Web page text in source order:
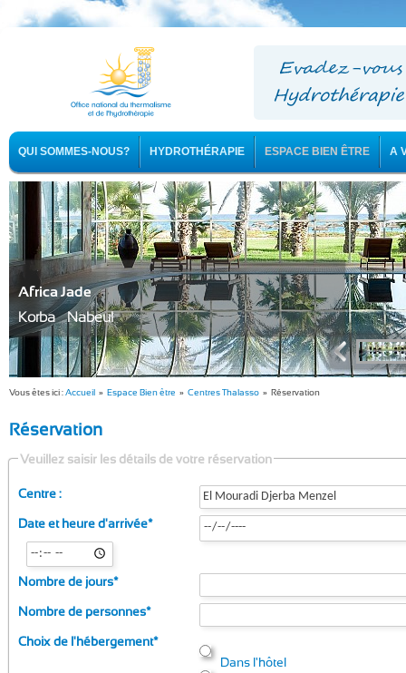
QUI SOMMES-NOUS? HYDROTHÉRAPIE ESPACE BIEN ÊTRE A
Africa Jade
Korba - Nabeul
Vous êtes ici :Accueil » Espace Bien être » Centres Thalasso » Réservation
Réservation
Veuillez saisir les détails de votre réservation
Centre :
Date et heure d'arrivée*
Nombre de jours*
Nombre de personnes*
Choix de l'hébergement*
Dans l'hôtel